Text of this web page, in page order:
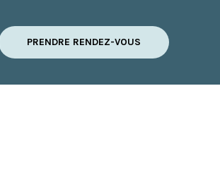
PRENDRE RENDEZ-VOUS